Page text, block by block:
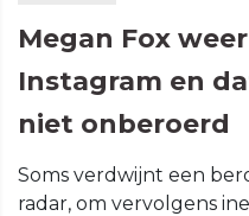
Megan Fox
Instagram en
niet onberoerd
Soms verdwijnt een
radar, om vervolgens